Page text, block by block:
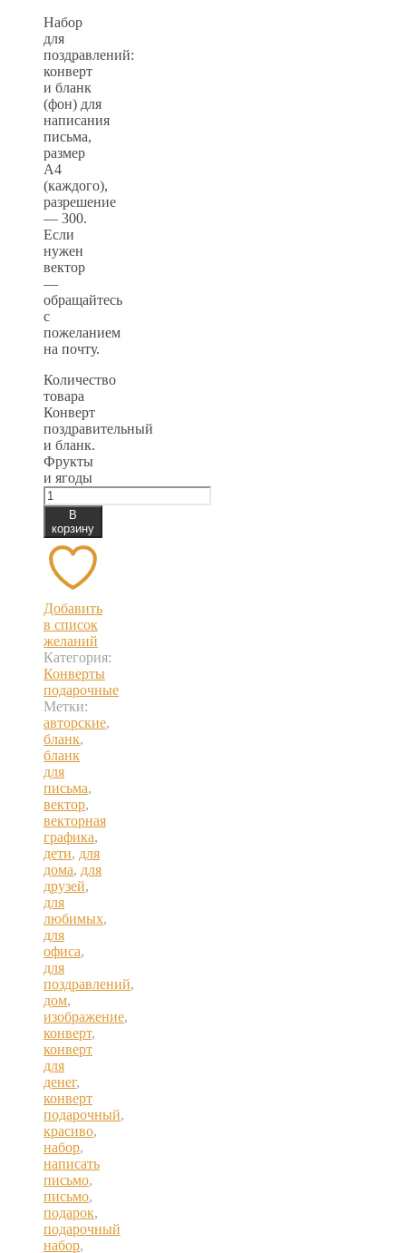
Набор
для
поздравлений:
конверт
и бланк
(фон) для
написания
письма,
размер
А4
(каждого),
разрешение
— 300.
Если
нужен
вектор
—
обращайтесь
с
пожеланием
на почту.
Количество
товара
Конверт
поздравительный
и бланк.
Фрукты
и ягоды
В
корзину
Добавить
в список
желаний
Категория:
Конверты
подарочные
Метки:
авторские,
бланк,
бланк
для
письма,
вектор,
векторная
графика,
дети, для
дома, для
друзей,
для
любимых,
для
офиса,
для
поздравлений,
дом,
изображение,
конверт,
конверт
для
денег,
конверт
подарочный,
красиво,
набор,
написать
письмо,
письмо,
подарок,
подарочный
набор,